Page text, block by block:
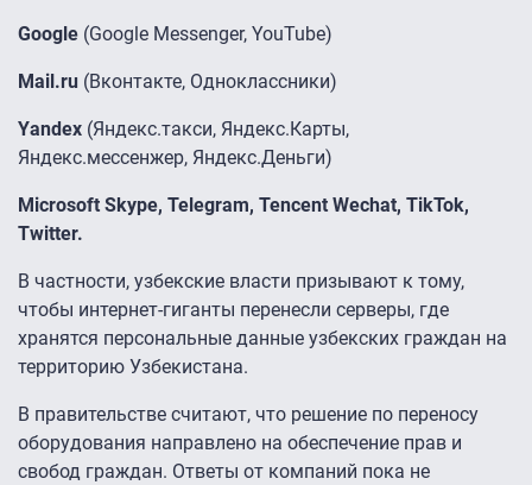
Google (Google Messenger, YouTube)
Mail.ru (Вконтакте, Одноклассники)
Yandex (Яндекс.такси, Яндекс.Карты,
Яндекс.мессенжер, Яндекс.Деньги)
Microsoft Skype, Telegram, Tencent Wechat, TikTok,
Twitter.
В частности, узбекские власти призывают к тому,
чтобы интернет-гиганты перенесли серверы, где
хранятся персональные данные узбекских граждан на
территорию Узбекистана.
В правительстве считают, что решение по переносу
оборудования направлено на обеспечение прав и
свобод граждан. Ответы от компаний пока не